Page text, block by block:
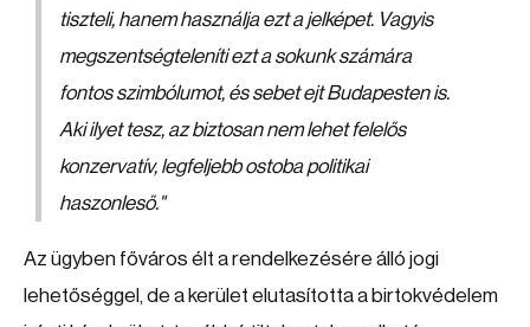
tiszteli, hanem használja ezt a jelképet. Vagyis
megszentségteleníti ezt a sokunk számára
fontos szimbólumot, és sebet ejt Budapesten is.
Aki ilyet tesz, az biztosan nem lehet felelős
konzervatív, legfeljebb ostoba politikai
haszonleső."
Az ügyben főváros élt a rendelkezésére álló jogi
lehetőséggel, de a kerület elutasította a birtokvédelem